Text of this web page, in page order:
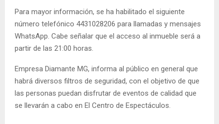
Para mayor información, se ha habilitado el siguiente
número telefónico 4431028206 para llamadas y mensajes
WhatsApp. Cabe señalar que el acceso al inmueble será a
partir de las 21:00 horas.
Empresa Diamante MG, informa al público en general que
habrá diversos filtros de seguridad, con el objetivo de que
las personas puedan disfrutar de eventos de calidad que
se llevarán a cabo en El Centro de Espectáculos.